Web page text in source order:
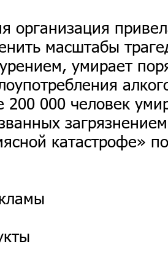
организация
масштабы
умирает
200 000 человек
катастрофе»